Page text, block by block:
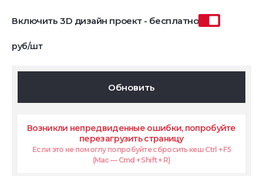
Включить 3D дизайн проект - бесплатно
руб/шт
Обновить
Возникли непредвиденные ошибки, попробуйте
перезагрузить страницу
Если это не помоглу попробуйте сбросить кеш Ctrl + F5
(Mac — Cmd + Shift + R)